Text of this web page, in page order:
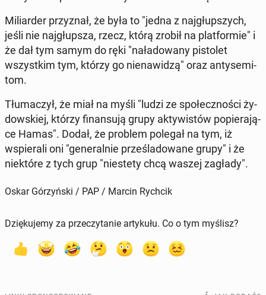
Mi­liar­der przy­znał, że była to "jedna z naj­głup­szych,
jeśli nie naj­głup­sza, rzecz, którą zrobił na plat­for­mie" i
że dał tym samym do ręki "na­ła­do­wa­ny pi­sto­let
wszyst­kim tym, którzy go nie­na­wi­dzą" oraz an­ty­se­mi­
tom.
Tłu­ma­czył, że miał na myśli "ludzi ze spo­łecz­no­ści ży­
dow­skiej, którzy fi­nan­su­ją grupy ak­ty­wi­stów po­pie­ra­ją­
ce Hamas". Dodał, że problem polegał na tym, iż
wspie­ra­li oni "ge­ne­ral­nie prze­śla­do­wa­ne grupy" i że
nie­któ­re z tych grup "nie­ste­ty chcą waszej zagłady".
Oskar Górzyński / PAP / Marcin Rychcik
Dziękujemy za przeczytanie artykułu. Co o tym myślisz?